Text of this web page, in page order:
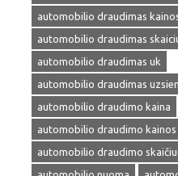
automobilio draudimas
automobilio draudimas
automobilio draudimas uk
automobilio draudimas
automobilio draudimo kaina
automobilio draudimo kainos
automobilio draudimo